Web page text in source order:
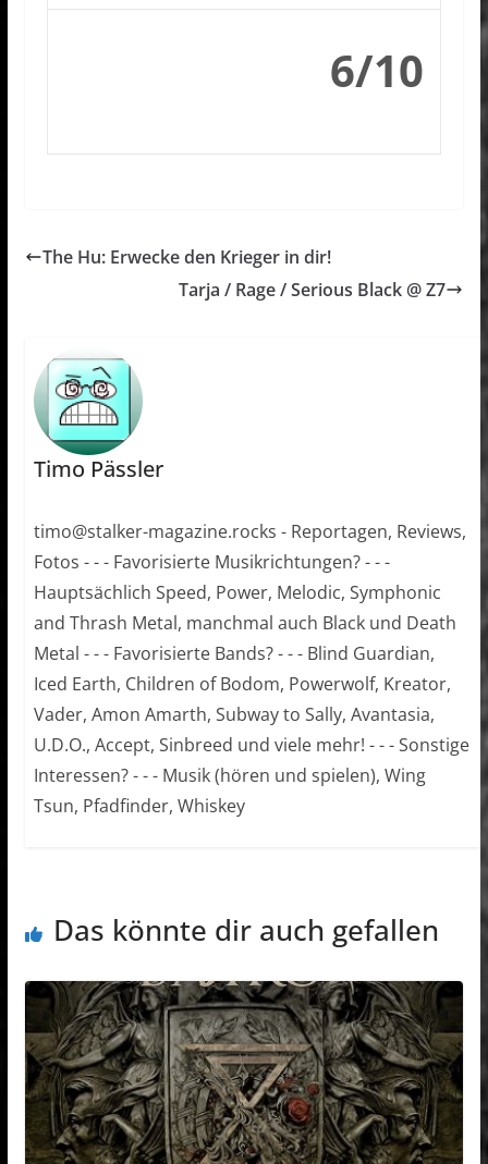
6/10
The Hu: Erwecke den Krieger in dir!
Tarja / Rage / Serious Black @ Z7
Timo Pässler
timo@stalker-magazine.rocks - Reportagen, Reviews,
Fotos - - - Favorisierte Musikrichtungen? - - -
Hauptsächlich Speed, Power, Melodic, Symphonic
and Thrash Metal, manchmal auch Black und Death
Metal - - - Favorisierte Bands? - - - Blind Guardian,
Iced Earth, Children of Bodom, Powerwolf, Kreator,
Vader, Amon Amarth, Subway to Sally, Avantasia,
U.D.O., Accept, Sinbreed und viele mehr! - - - Sonstige
Interessen? - - - Musik (hören und spielen), Wing
Tsun, Pfadfinder, Whiskey
Das könnte dir auch gefallen